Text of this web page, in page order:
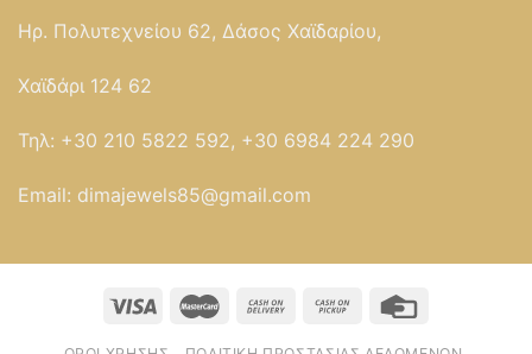
Ηρ. Πολυτεχνείου 62, Δάσος Χαϊδαρίου,
Χαϊδάρι 124 62
Τηλ: +30 210 5822 592, +30 6984 224 290
Email: dimajewels85@gmail.com